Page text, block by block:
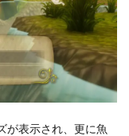
が表示され、更に魚